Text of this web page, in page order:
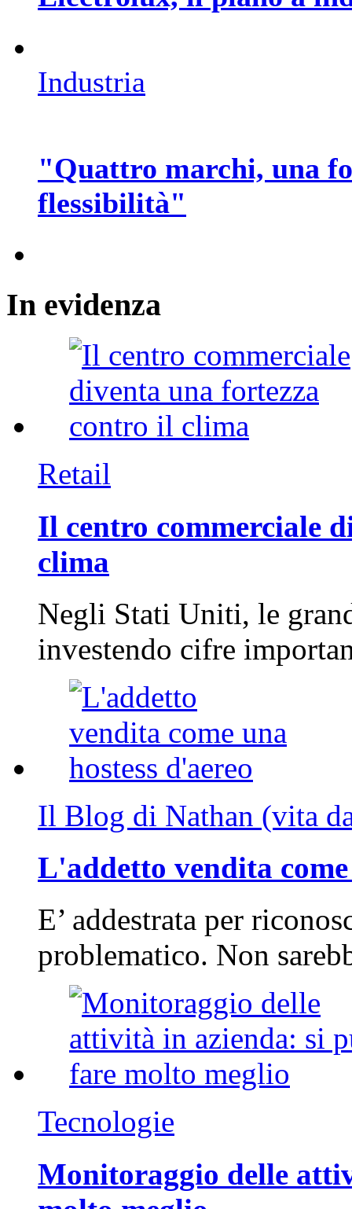
Industria
"Quattro marchi, una
flessibilità"
In evidenza
Retail
Il centro commerciale
clima
Negli Stati Uniti, le
investendo cifre
Il Blog di Nathan (vita
L'addetto vendita
E’ addestrata per
problematico. Non
Tecnologie
Monitoraggio delle